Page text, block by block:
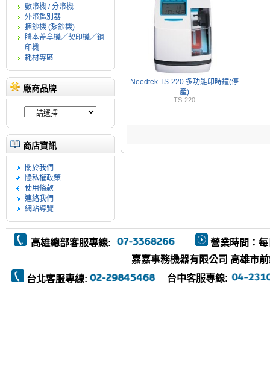
數幣機 / 分幣機
外幣鑑別器
捆鈔機 (紮鈔機)
謄本蓋章機／契印機／鋼
印機
耗材專區
廠商品牌
商店資訊
關於我們
隱私權政策
使用條款
連絡我們
網站導覽
Needtek TS-220 多功能印時鐘(停
產)
TS-220
高雄總部客服專線:
營業時間：每
嘉嘉事務機器有限公司 高雄市
台北客服專線:
台中客服專線: